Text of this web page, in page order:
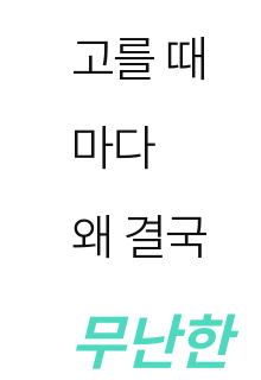
고를 때
마다
왜 결국
무난한